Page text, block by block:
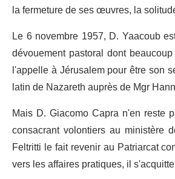
la fermeture de ses œuvres, la
Le 6 novembre 1957, D. Yaacoub
dévouement pastoral dont
l'appelle à Jérusalem pour être son
latin de Nazareth auprès de Mgr
Mais D. Giacomo Capra n'en reste
consacrant volontiers au ministère
Feltritti le fait revenir au Patriarcat
vers les affaires pratiques, il